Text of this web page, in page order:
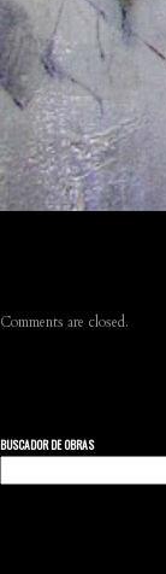
Comments are closed.
BUSCADOR DE OBRAS